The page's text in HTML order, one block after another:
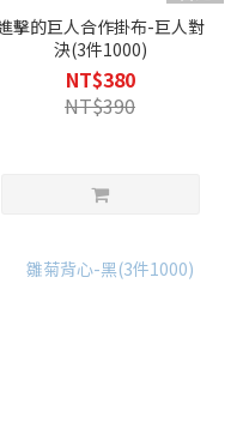
擊的巨人合作掛布-巨人對
決(3件1000)
NT$380
NT$390